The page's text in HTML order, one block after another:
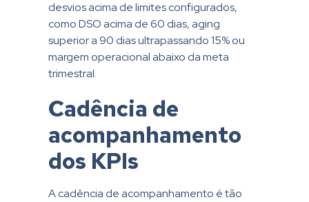
desvios acima de limites configurados,
como DSO acima de 60 dias, aging
superior a 90 dias ultrapassando 15% ou
margem operacional abaixo da meta
trimestral.
Cadência de
acompanhamento
dos KPIs
A cadência de acompanhamento é tão